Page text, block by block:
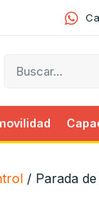
/ Parada